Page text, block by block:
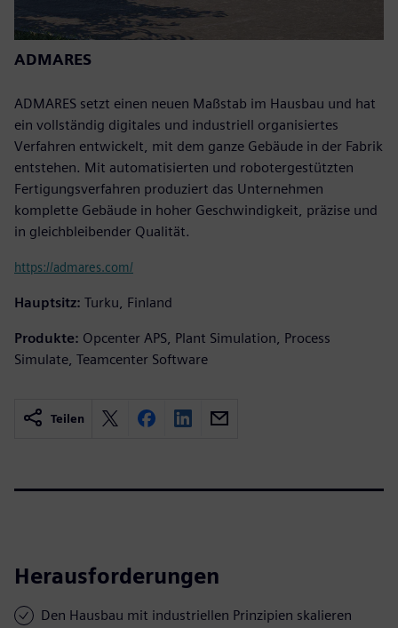
ADMARES
ADMARES setzt einen neuen Maßstab im Hausbau und hat
ein vollständig digitales und industriell organisiertes
Verfahren entwickelt, mit dem ganze Gebäude in der Fabrik
entstehen. Mit automatisierten und robotergestützten
Fertigungsverfahren produziert das Unternehmen
komplette Gebäude in hoher Geschwindigkeit, präzise und
in gleichbleibender Qualität.
https://admares.com/
Hauptsitz: Turku, Finland
Produkte: Opcenter APS, Plant Simulation, Process
Simulate, Teamcenter Software
Teilen
Herausforderungen
Den Hausbau mit industriellen Prinzipien skalieren